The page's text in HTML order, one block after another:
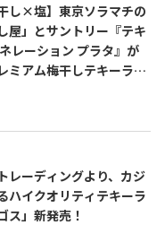
し×塩】東京ソラマチの
屋」とサントリー『テキ
レーション プラタ』が
ミアム梅干しテキーラソ
レーディングより、カジ
ハイクオリティテキーラ
ス」新発売！